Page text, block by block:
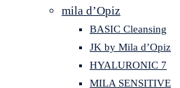
mila d’Opiz
BASIC Cleansing
JK by Mila d’Opiz
HYALURONIC 7
MILA SENSITIVE